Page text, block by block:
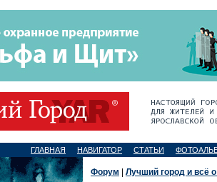
ГЛАВНАЯ НАВИГАТОР СТАТЬИ
Форум Лучший город и всё